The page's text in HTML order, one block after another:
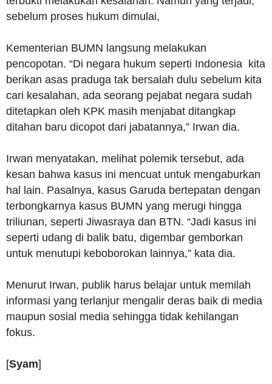
sebelum proses hukum dimulai,
Kementerian BUMN langsung melakukan
pencopotan. “Di negara hukum seperti Indonesia kita
berikan asas praduga tak bersalah dulu sebelum kita
cari kesalahan, ada seorang pejabat negara sudah
ditetapkan oleh KPK masih menjabat ditangkap
ditahan baru dicopot dari jabatannya,” Irwan dia.
Irwan menyatakan, melihat polemik tersebut, ada
kesan bahwa kasus ini mencuat untuk mengaburkan
hal lain. Pasalnya, kasus Garuda bertepatan dengan
terbongkarnya kasus BUMN yang merugi hingga
triliunan, seperti Jiwasraya dan BTN. “Jadi kasus ini
seperti udang di balik batu, digembar gemborkan
untuk menutupi keboborokan lainnya,” kata dia.
Menurut Irwan, publik harus belajar untuk memilah
informasi yang terlanjur mengalir deras baik di media
maupun sosial media sehingga tidak kehilangan
fokus.
[Syam]